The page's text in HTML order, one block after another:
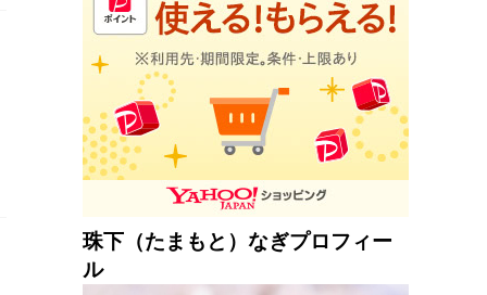
珠下（たまもと）なぎプロフィー
ル